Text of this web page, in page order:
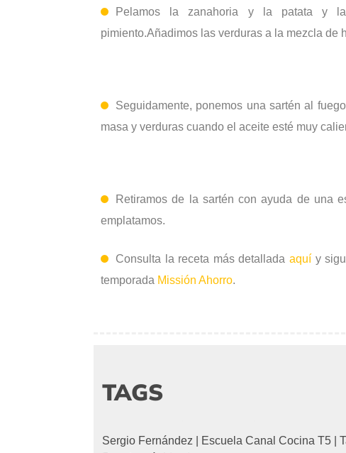
Pelamos la zanahoria y la patata y
pimiento.Añadimos las verduras a la mezcla de
Seguidamente, ponemos una sartén al
masa y verduras cuando el aceite esté muy
Retiramos de la sartén con ayuda de una
emplatamos.
Consulta la receta más detalladaaquí y
temporada Missión Ahorro.
TAGS
Sergio Fernández Escuela Canal Cocina T5